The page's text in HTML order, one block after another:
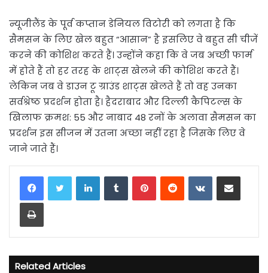
न्यूजीलैंड के पूर्व कप्तान डेनियल विटोरी को लगता है कि
सैमसन के लिए खेल बहुत “आसान” है इसलिए वे बहुत सी चीजें
करने की कोशिश करते हैं। उन्होंने कहा कि वे जब अच्छी फार्म
में होते हैं तो हर तरह के शाट्स खेलने की कोशिश करते हैं।
लेकिन जब वे डाउन टू ग्राउंड शाट्स खेलते हैं तो वह उनका
सर्वश्रेष्ठ प्रदर्शन होता है। हैदराबाद और दिल्ली कैपिटल्स के
खिलाफ क्रमश: 55 और नाबाद 48 रनों के अलावा सैमसन का
प्रदर्शन इस सीजन में उतना अच्छा नहीं रहा है जिसके लिए वे
जाने जाते हैं।
LinkedInTumblrPinterestReddit VKontakteShare via Email
Print
Related Articles